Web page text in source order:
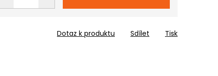
Tisk
Dotaz k produktu Sdílet